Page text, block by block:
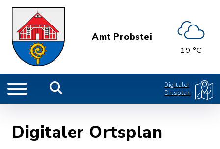
Amt Probstei
19 °C
Digitaler
Ortsplan
Digitaler Ortsplan